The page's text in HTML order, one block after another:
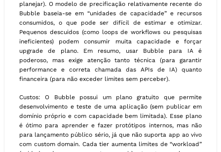
planejar). O modelo de precificação relativamente recente do
Bubble baseia-se em “unidades de capacidade” e recursos
consumidos, o que pode ser difícil de estimar e otimizar.
Pequenos descuidos (como loops de workflows ou pesquisas
ineficientes) podem consumir muita capacidade e forçar
upgrade de plano. Em resumo, usar Bubble para IA é
poderoso, mas exige atenção tanto técnica (para garantir
performance e correta chamada das APIs de IA) quanto
financeira (para não exceder limites sem perceber).
Custos: O Bubble possui um plano gratuito que permite
desenvolvimento e teste de uma aplicação (sem publicar em
domínio próprio e com capacidade bem limitada). Esse plano
é ótimo para aprender e fazer protótipos internos, mas não
para lançamento público sério, já que não suporta app ao vivo
com custom domain. Cada tier aumenta limites de “workload”